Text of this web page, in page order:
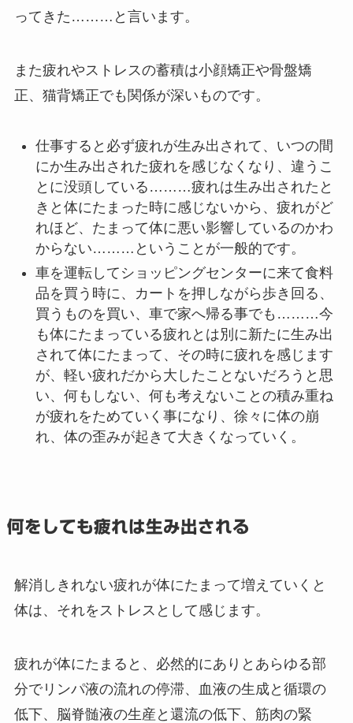
ってきた………と言います。
また疲れやストレスの蓄積は小顔矯正や骨盤矯
正、猫背矯正でも関係が深いものです。
仕事すると必ず疲れが生み出されて、いつの間
にか生み出された疲れを感じなくなり、違うこ
とに没頭している………疲れは生み出されたと
きと体にたまった時に感じないから、疲れがど
れほど、たまって体に悪い影響しているのかわ
からない………ということが一般的です。
車を運転してショッピングセンターに来て食料
品を買う時に、カートを押しながら歩き回る、
買うものを買い、車で家へ帰る事でも………今
も体にたまっている疲れとは別に新たに生み出
されて体にたまって、その時に疲れを感じます
が、軽い疲れだから大したことないだろうと思
い、何もしない、何も考えないことの積み重ね
が疲れをためていく事になり、徐々に体の崩
れ、体の歪みが起きて大きくなっていく。
何をしても疲れは生み出される
解消しきれない疲れが体にたまって増えていくと
体は、それをストレスとして感じます。
疲れが体にたまると、必然的にありとあらゆる部
分でリンパ液の流れの停滞、血液の生成と循環の
低下、脳脊髄液の生産と還流の低下、筋肉の緊